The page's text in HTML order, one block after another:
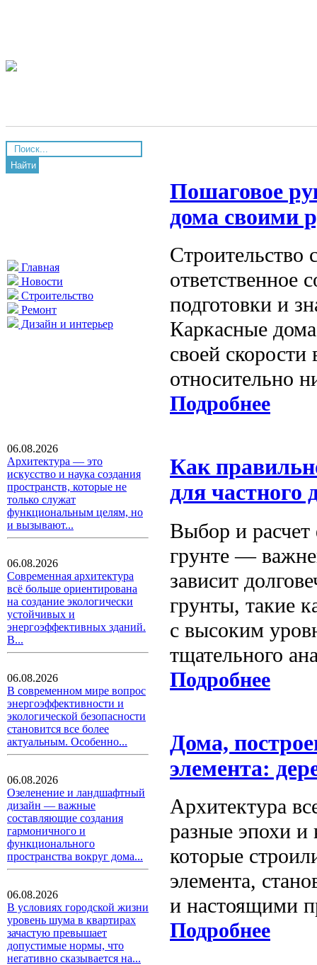
Найти
Главная
Новости
Строительство
Ремонт
Дизайн и интерьер
06.08.2026
Архитектура — это
искусство и наука создания
пространств, которые не
только служат
функциональным целям, но
и вызывают...
06.08.2026
Современная архитектура
всё больше ориентирована
на создание экологически
устойчивых и
энергоэффективных зданий.
В...
06.08.2026
В современном мире вопрос
энергоэффективности и
экологической безопасности
становится все более
актуальным. Особенно...
06.08.2026
Озеленение и ландшафтный
дизайн — важные
составляющие создания
гармоничного и
функционального
пространства вокруг дома...
06.08.2026
В условиях городской жизни
уровень шума в квартирах
зачастую превышает
допустимые нормы, что
негативно сказывается на...
Пошаговое
дома своими
Строительство
ответственное
подготовки и
Каркасные
своей скорости
относительно
Подробнее
Как
для частного
Выбор и расчет
грунте —
зависит
грунты, такие
с высоким
тщательного
Подробнее
Дома,
элемента:
Архитектура
разные эпохи и
которые
элемента,
и настоящими
Подробнее